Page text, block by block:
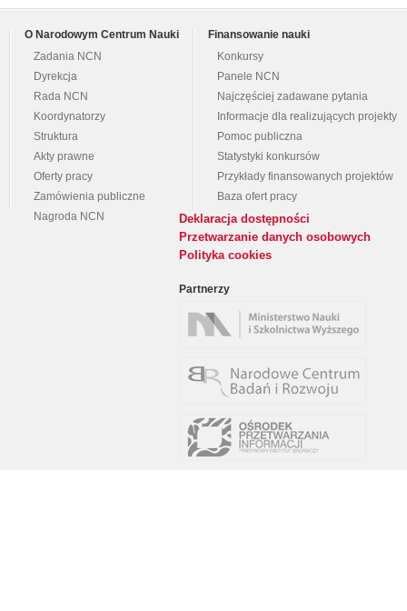
O Narodowym Centrum Nauki
Zadania NCN
Dyrekcja
Rada NCN
Koordynatorzy
Struktura
Akty prawne
Oferty pracy
Zamówienia publiczne
Nagroda NCN
Finansowanie nauki
Konkursy
Panele NCN
Najczęściej zadawane pytania
Informacje dla realizujących projekty
Pomoc publiczna
Statystyki konkursów
Przykłady finansowanych projektów
Baza ofert pracy
Deklaracja dostępności
Przetwarzanie danych osobowych
Polityka cookies
Partnerzy